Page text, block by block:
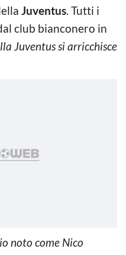
Juventus. Tutti i
club bianconero in
Juventus si arricchisce
noto come Nico